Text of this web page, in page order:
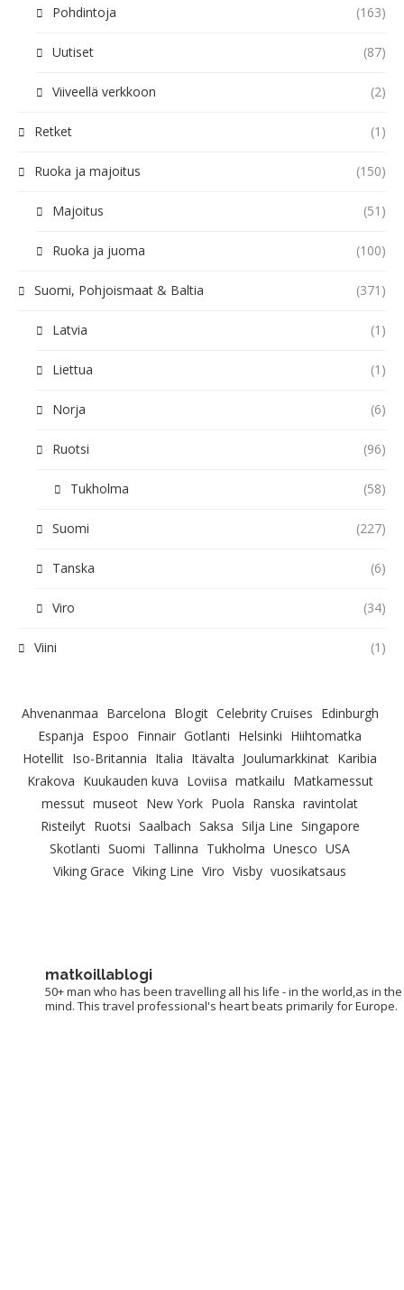
Pohdintoja (163)
Uutiset (87)
Viiveellä verkkoon (2)
Retket (1)
Ruoka ja majoitus (150)
Majoitus (51)
Ruoka ja juoma (100)
Suomi, Pohjoismaat & Baltia (371)
Latvia (1)
Liettua (1)
Norja (6)
Ruotsi (96)
Tukholma (58)
Suomi (227)
Tanska (6)
Viro (34)
Viini (1)
Ahvenanmaa Barcelona Blogit Celebrity Cruises Edinburgh
Espanja Espoo Finnair Gotlanti Helsinki Hiihtomatka
Hotellit Iso-Britannia Italia Itävalta Joulumarkkinat Karibia
Krakova Kuukauden kuva Loviisa matkailu Matkamessut
messut museot New York Puola Ranska ravintolat
Risteilyt Ruotsi Saalbach Saksa Silja Line Singapore
Skotlanti Suomi Tallinna Tukholma Unesco USA
Viking Grace Viking Line Viro Visby vuosikatsaus
matkoillablogi
50+ man who has been travelling all his life - in the world,as in the
mind. This travel professional's heart beats primarily for Europe.